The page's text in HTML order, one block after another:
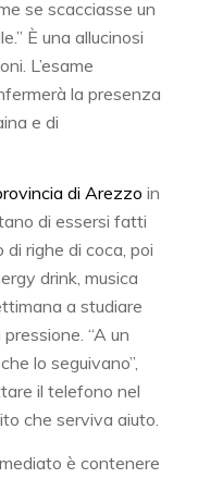
se scacciasse un
È una allucinosi
L’esame
la presenza
e di
di Arezzo in
di essersi fatti
di righe di coca, poi
drink, musica
a studiare
“A un
lo seguivano”,
il telefono nel
che serviva aiuto.
è contenere